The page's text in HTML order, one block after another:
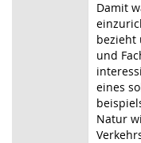
Damit
bezieht
und
eines
Natur